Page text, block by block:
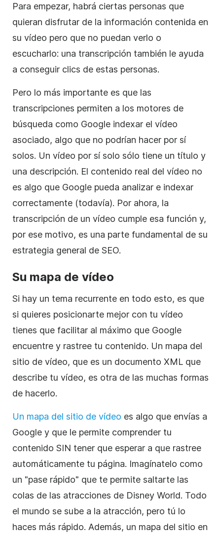
Para empezar, habrá ciertas personas que
quieran disfrutar de la información contenida en
su vídeo pero que no puedan verlo o
escucharlo: una transcripción también le ayuda
a conseguir clics de estas personas.
Pero lo más importante es que las
transcripciones permiten a los motores de
búsqueda como Google indexar el vídeo
asociado, algo que no podrían hacer por sí
solos. Un vídeo por sí solo sólo tiene un título y
una descripción. El contenido real del vídeo no
es algo que Google pueda analizar e indexar
correctamente (todavía). Por ahora, la
transcripción de un vídeo cumple esa función y,
por ese motivo, es una parte fundamental de su
estrategia general de SEO.
Su mapa de vídeo
Si hay un tema recurrente en todo esto, es que
si quieres posicionarte mejor con tu vídeo
tienes que facilitar al máximo que Google
encuentre y rastree tu contenido. Un mapa del
sitio de vídeo, que es un documento XML que
describe tu vídeo, es otra de las muchas formas
de hacerlo.
Un mapa del sitio de vídeo es algo que envías a
Google y que le permite comprender tu
contenido SIN tener que esperar a que rastree
automáticamente tu página. Imagínatelo como
un "pase rápido" que te permite saltarte las
colas de las atracciones de Disney World. Todo
el mundo se sube a la atracción, pero tú lo
haces más rápido. Además, un mapa del sitio en